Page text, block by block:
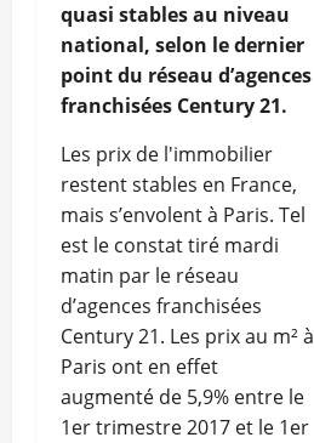
quasi stables au niveau
national, selon le dernier
point du réseau d’agences
franchisées Century 21.
Les prix de l'immobilier
restent stables en France,
mais s’envolent à Paris. Tel
est le constat tiré mardi
matin par le réseau
d’agences franchisées
Century 21. Les prix au m² à
Paris ont en effet
augmenté de 5,9% entre le
1er trimestre 2017 et le 1er